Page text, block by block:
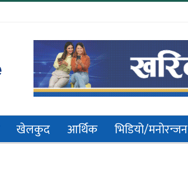
खेलकुद आर्थिक भिडियो/मनोरन्जन